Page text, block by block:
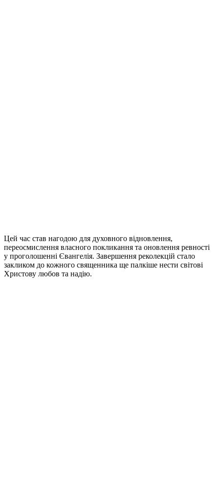
Цей час став нагодою для духовного відновлення,
переосмислення власного покликання та оновлення ревності
у проголошенні Євангелія. Завершення реколекцій стало
закликом до кожного священника ще палкіше нести світові
Христову любов та надію.